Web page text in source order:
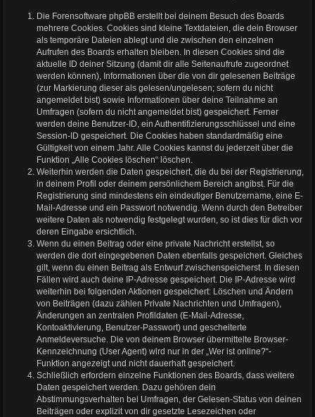
Die Forensoftware phpBB erstellt bei deinem Besuch des Boards
mehrere Cookies. Cookies sind kleine Textdateien, die dein Browser
als temporäre Dateien ablegt und die zwischen den einzelnen
Aufrufen des Boards erhalten bleiben. In diesen Cookies sind die
aktuelle ID deiner Sitzung (damit dir alle Seitenaufrufe zugeordnet
werden können), Informationen über die von dir gelesenen Beiträge
(zur Markierung dieser als gelesen/ungelesen; sofern du nicht
angemeldet bist) sowie Informationen über deine Teilnahme an
Umfragen (sofern du nicht angemeldet bist) gespeichert. Ferner
werden deine Benutzer-ID, ein Authentifizierungsschlüssel und eine
Session-ID gespeichert. Die Cookies haben standardmäßig eine
Gültigkeit von einem Jahr. Alle Cookies kannst du jederzeit über die
Funktion „Alle Cookies löschen“ löschen.
Weiterhin werden die Daten gespeichert, die du bei der Registrierung,
in deinem Profil oder deinem persönlichem Bereich angibst. Für die
Registrierung sind mindestens ein eindeutiger Benutzername, eine E-
Mail-Adresse und ein Passwort notwendig. Wenn durch den Betreiber
weitere Daten als notwendig festgelegt wurden, so ist dies für dich vor
deren Eingabe ersichtlich.
Wenn du einen Beitrag oder eine private Nachricht erstellst, so
werden die dort eingegebenen Daten ebenfalls gespeichert. Gleiches
gilt, wenn du einen Beitrag als Entwurf zwischenspeicherst. In diesen
Fällen wird auch deine IP-Adresse gespeichert. Die IP-Adresse wird
weiterhin bei folgenden Aktionen gespeichert: Löschen und Ändern
von Beiträgen (dazu zählen Private Nachrichten und Umfragen),
Änderungen an zentralen Profildaten (E-Mail-Adresse,
Kontoaktivierung, Benutzer-Passwort) und gescheiterte
Anmeldeversuche. Die von deinem Browser übermittelte Browser-
Kennzeichnung (User Agent) wird nur in der „Wer ist online?“-
Funktion angezeigt und nicht dauerhaft gespeichert.
Schließlich erfordern einzelne Funktionen des Boards, dass weitere
Daten gespeichert werden. Dazu gehören dein
Abstimmungsverhalten bei Umfragen, der Gelesen-Status von deinen
Beiträgen oder explizit von dir gesetzte Lesezeichen oder